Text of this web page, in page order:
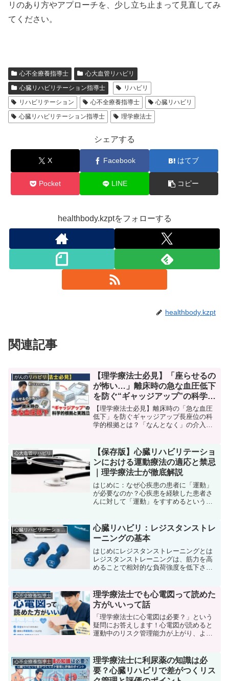
リのあり方やアプローチを、少し立ち止まって見直してみ
てください。
心不全療養指導士
心大血管リハビリ
心臓リハビリテーション指導士
リハビリ
リハビリテーション
心不全療養指導士
心臓リハビリ
心臓リハビリテーション指導士
理学療法士
シェアする
X Facebook はてブ
Pocket LINE コピー
healthbody.kzptをフォローする
healthbody.kzpt
関連記事
がんのリハビリ
【理学療法士必見】「座らせるの
が怖い…」離床時の急な血圧低下
を防ぐ“ギャッジアップ”の科学的
根拠と実践法
【理学療法士必見】離床時の「急な血圧
低下」を防ぐギャッジアップ長座位の科
学的根拠とは？「なんとなく」の介入を
床を変える、起立性低血圧対策のヒント
をお届けします。
心大血管リハビリ
【保存版】心臓リハビリテーショ
ンにおける運動療法の適応と禁忌
｜理学療法士が徹底解説
はじめに：なぜ心疾患の患者に「運動」
が必要なのか？心疾患を経験した患者さ
んに対して「運動」をすすめるというの
いう不安の声も少なくありません。しか
し実際には、適切な運動療...
心臓リハビリテーション指導士
心臓リハビリ：レジスタンストレ
ーニングの基本
はじめにレジスタンストレーニングとは
レジスタンストレーニングは、筋力を高
めることで相対的な負荷強度を低下させ
構成要素となります。さらに、心疾患患
者に対するレジスタンスト...
心不全療養指導士
理学療法士でも心電図って読めた
方がいいって話
「理学療法士に心電図は必要？」という
疑問にお答えします！心電図が読めると
運動中のリスク管理能力が上がり、より
由と臨床での活かし方を分かりやすく解
説。心電図への苦手意識を克服しましょ
う！
心不全療養指導士
理学療法士に利尿薬の知識は必
要？心臓リハビリで差がつくリス